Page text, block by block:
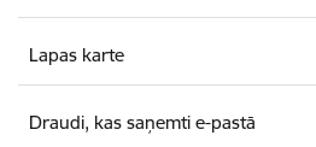
Lapas karte
Draudi, kas saņemti e-pastā